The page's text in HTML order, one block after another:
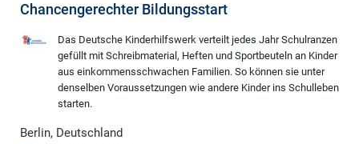
Chancengerechter Bildungsstart
Das Deutsche Kinderhilfswerk verteilt jedes Jahr Schulranzen
gefüllt mit Schreibmaterial, Heften und Sportbeuteln an Kinder
aus einkommensschwachen Familien. So können sie unter
denselben Voraussetzungen wie andere Kinder ins Schulleben
starten.
Berlin, Deutschland